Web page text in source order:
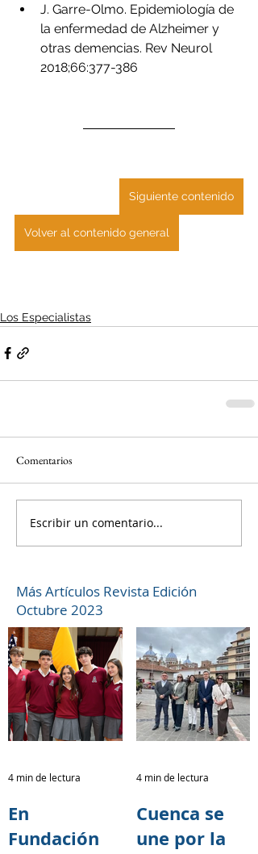
J. Garre-Olmo. Epidemiología de
la enfermedad de Alzheimer y
otras demencias. Rev Neurol
2018;66:377-386
Siguiente contenido
Volver al contenido general
Los Especialistas
Comentarios
Escribir un comentario...
Más Artículos Revista Edición
Octubre 2023
En
Fundación
4 min de lectura
Cuenca se
une por la
4 min de lectura